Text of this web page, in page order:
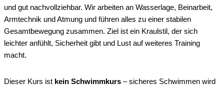
und gut nachvollziehbar. Wir arbeiten an Wasserlage, Beinarbeit,
Armtechnik und Atmung und führen alles zu einer stabilen
Gesamtbewegung zusammen. Ziel ist ein Kraulstil, der sich
leichter anfühlt, Sicherheit gibt und Lust auf weiteres Training
macht.
Dieser Kurs ist kein Schwimmkurs – sicheres Schwimmen wird